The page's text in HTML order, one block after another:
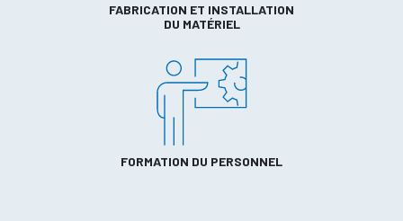
FABRICATION ET INSTALLATION
DU MATÉRIEL
FORMATION DU PERSONNEL